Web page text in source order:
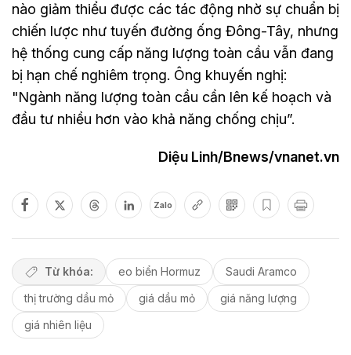
nào giảm thiểu được các tác động nhờ sự chuẩn bị
chiến lược như tuyến đường ống Đông-Tây, nhưng
hệ thống cung cấp năng lượng toàn cầu vẫn đang
bị hạn chế nghiêm trọng. Ông khuyến nghị:
"Ngành năng lượng toàn cầu cần lên kế hoạch và
đầu tư nhiều hơn vào khả năng chống chịu”.
Diệu Linh/Bnews/vnanet.vn
Zalo
Từ khóa: eo biển Hormuz
Saudi Aramco
thị trường dầu mỏ
giá dầu mỏ
giá năng lượng
giá nhiên liệu